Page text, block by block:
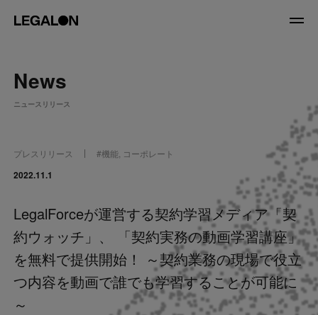
About
Service
News
Recruit
LegalOn Now
News
ニュースリリース
プレスリリース #機能 コーポレート
2022.11.1
LegalForceが運営する契約学習メディア「契
約ウォッチ」、 「契約実務の動画学習講座」
を無料で提供開始！ ～契約業務の現場で役立
つ内容を動画で誰でも学習することが可能に
～